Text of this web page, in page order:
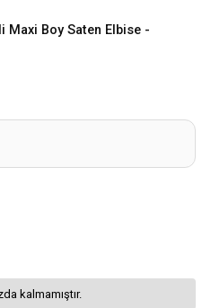
Maxi Boy Saten Elbise -
kalmamıştır.